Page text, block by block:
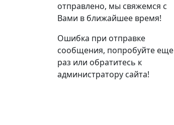
отправлено, мы свяжемся с
Вами в ближайшее время!
Ошибка при отправке
сообщения, попробуйте еще
раз или обратитесь к
администратору сайта!